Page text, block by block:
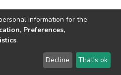
Ukrainian National University
LYRASIS
Send Feedback
information for the
Preferences,
.
Decline That's ok